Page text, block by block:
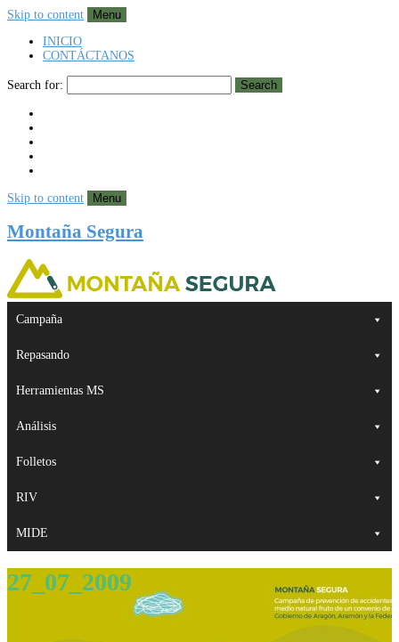
Skip to content
Menu
INICIO
CONTÁCTANOS
Search for: Search
Skip to content Menu
Montaña Segura
Campaña
Repasando
Herramientas MS
Análisis
Folletos
RIV
MIDE
27_07_2009